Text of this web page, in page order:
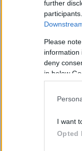
further
Please
information
deny
in below
I want
Opted